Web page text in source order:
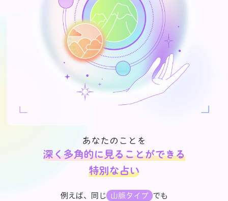
あなたのことを
深く多角的に見ることができる
特別な占い
例えば、同じ 山脈タイプ でも